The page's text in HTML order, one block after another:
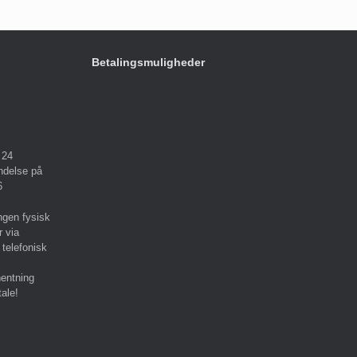
på
fysisk
via
Betalingsmuligheder